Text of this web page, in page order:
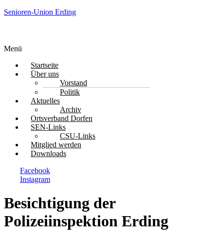
Senioren-Union Erding
Menü
Startseite
Über uns
Vorstand
Politik
Aktuelles
Archiv
Ortsverband Dorfen
SEN-Links
CSU-Links
Mitglied werden
Downloads
Facebook
Instagram
Besichtigung der
Polizeiinspektion Erding